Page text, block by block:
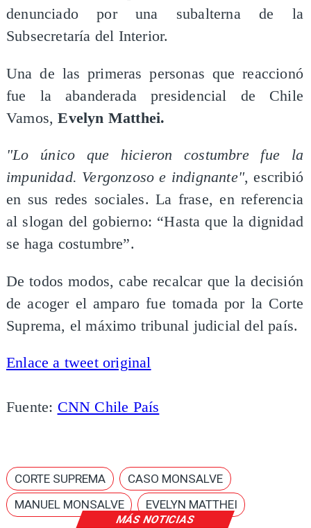
MÁS NOTICIAS
denunciado por una subalterna de la
Subsecretaría del Interior.
Una de las primeras personas que reaccionó
fue la abanderada presidencial de Chile
Vamos,Evelyn Matthei.
"Lo único que hicieron costumbre fue la
impunidad. Vergonzoso e indignante", escribió
en sus redes sociales. La frase, en referencia
al slogan del gobierno: “Hasta que la dignidad
se haga costumbre”.
De todos modos, cabe recalcar que la decisión
de acoger el amparo fue tomada por la Corte
Suprema, el máximo tribunal judicial del país.
Enlace a tweet original
Fuente: CNN Chile País
CORTE SUPREMA
CASO MONSALVE
MANUEL MONSALVE
EVELYN MATTHEI